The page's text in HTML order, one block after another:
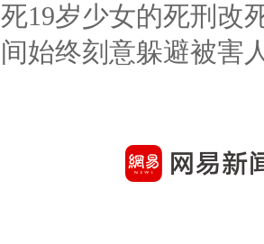
19岁少女的死刑改
始终刻意躲避被害